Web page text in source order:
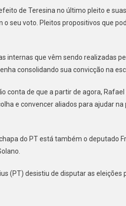
de Teresina no último pleito e
o seu voto. Pleitos propositivos que
internas que vêm sendo realizadas
consolidando sua convicção na
conta de que a partir de agora,
e convencer aliados para ajudar
do PT está também o deputado
(PT) desistiu de disputar as